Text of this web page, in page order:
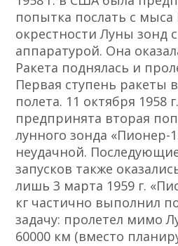
попытка послать с мыса
окрестности Луны зонд
аппаратурой. Она
Ракета поднялась и
Первая ступень ракеты
полета. 11 октября 1958
предпринята вторая
лунного зонда «Пионер-
неудачной.
запусков также
лишь 3 марта 1959 г.
кг частично выполнил
задачу: пролетел мимо
60000 км (вместо